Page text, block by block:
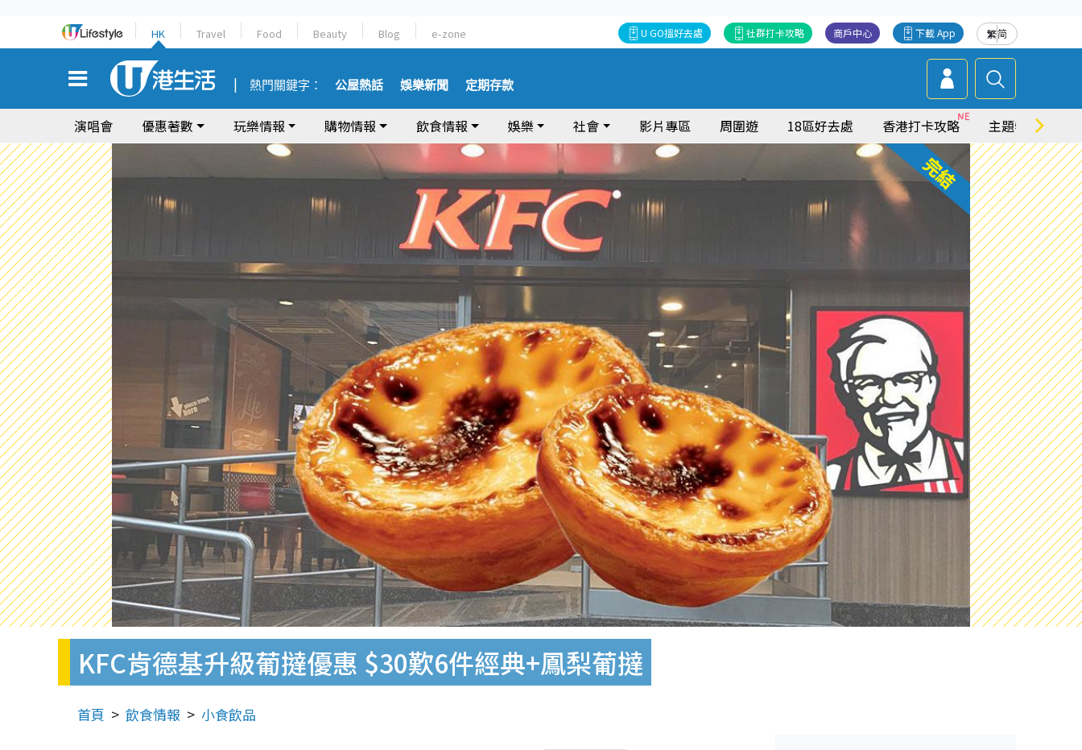
HK Travel Food Beauty Blog e-zone 繁简
下載 App
商戶中心
社群打卡攻略
U GO搵好去處
熱門關鍵字： 公屋熱話 娛樂新聞 定期存款
演唱會 優惠著數 玩樂情報 購物情報 飲食情報 娛樂 社會 影片專區 周圍遊 18區好去處 香港打卡攻略 主題特集
KFC肯德基升級葡撻優惠 $30歎6件經典+鳳梨葡撻
首頁 飲食情報 小食飲品